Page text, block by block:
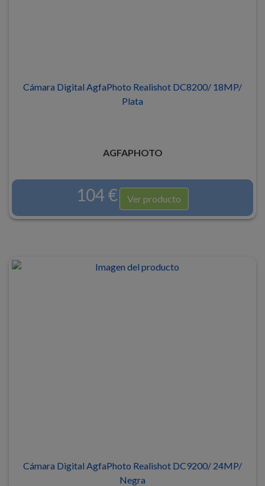
Cámara Digital AgfaPhoto Realishot DC8200/ 18MP/
Plata
AGFAPHOTO
104 € Ver producto
Cámara Digital AgfaPhoto Realishot DC9200/ 24MP/
Negra